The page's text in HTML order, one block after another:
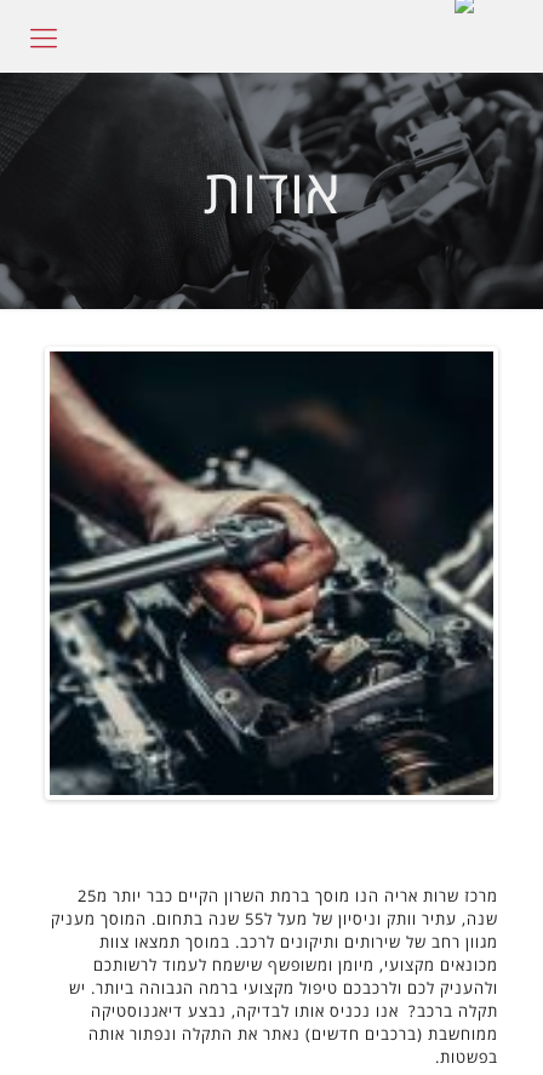
אודות
מרכז שרות אריה הנו מוסך ברמת השרון הקיים כבר יותר מ25
שנה, עתיר וותק וניסיון של מעל ל55 שנה בתחום. המוסך מעניק
מגוון רחב של שירותים ותיקונים לרכב. במוסך תמצאו צוות
מכונאים מקצועי, מיומן ומשופשף שישמח לעמוד לרשותכם
ולהעניק לכם ולרכבכם טיפול מקצועי ברמה הגבוהה ביותר. יש
תקלה ברכב? אנו נכניס אותו לבדיקה, נבצע דיאגנוסטיקה
ממוחשבת (ברכבים חדשים) נאתר את התקלה ונפתור אותה
בפשטות.